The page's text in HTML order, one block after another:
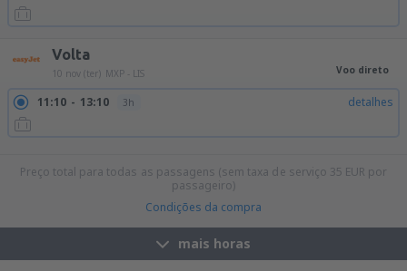
Volta
10 nov (ter) MXP - LIS Voo direto
11:10 13:10 3h detalhes
Preço total para todas as passagens (sem taxa de serviço 35 EUR por
passageiro)
Condições da compra
mais horas